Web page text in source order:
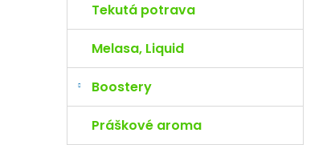
Tekutá potrava
Melasa, Liquid
Boostery
Práškové aroma